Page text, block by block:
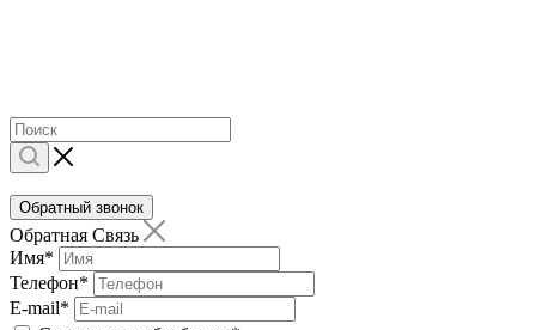
Обратный звонок
Обратная Связь
Имя*
Телефон*
E-mail*